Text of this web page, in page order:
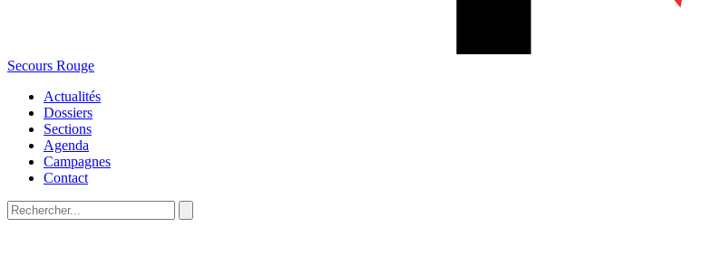
Secours Rouge
Actualités
Dossiers
Sections
Agenda
Campagnes
Contact